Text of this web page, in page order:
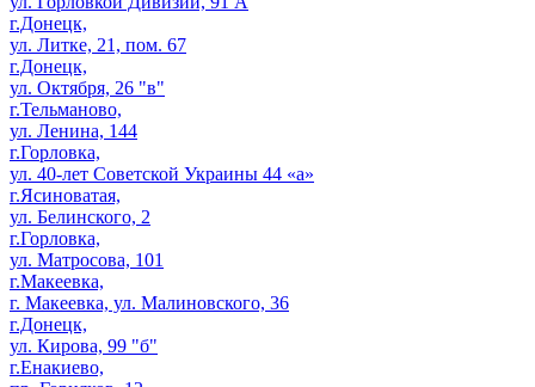
г.Донецк,
ул. Литке, 21, пом. 67
г.Донецк,
ул. Октября, 26 "в"
г.Тельманово,
ул. Ленина, 144
г.Горловка,
ул. 40-лет Советской Украины 44 «а»
г.Ясиноватая,
ул. Белинского, 2
г.Горловка,
ул. Матросова, 101
г.Макеевка,
г. Макеевка, ул. Малиновского, 36
г.Донецк,
ул. Кирова, 99 "б"
г.Енакиево,